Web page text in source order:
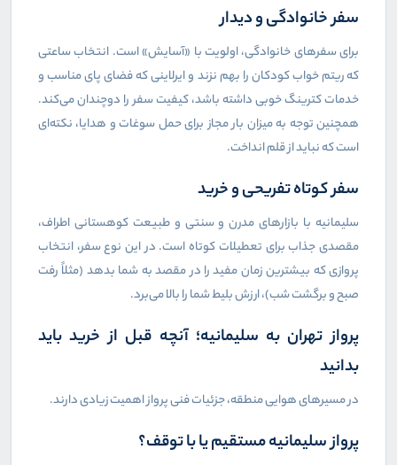
سفر خانوادگی و دیدار
برای سفرهای خانوادگی، اولویت با «آسایش» است. انتخاب ساعتی
که ریتم خواب کودکان را بهم نزند و ایرلاینی که فضای پای مناسب و
خدمات کترینگ خوبی داشته باشد، کیفیت سفر را دوچندان می‌کند.
همچنین توجه به میزان بار مجاز برای حمل سوغات و هدایا، نکته‌ای
است که نباید از قلم انداخت.
سفر کوتاه تفریحی و خرید
سلیمانیه با بازارهای مدرن و سنتی و طبیعت کوهستانی اطراف،
مقصدی جذاب برای تعطیلات کوتاه است. در این نوع سفر، انتخاب
پروازی که بیشترین زمان مفید را در مقصد به شما بدهد (مثلاً رفت
صبح و برگشت شب)، ارزش بلیط شما را بالا می‌برد.
پرواز تهران به سلیمانیه؛ آنچه قبل از خرید باید
بدانید
در مسیرهای هوایی منطقه، جزئیات فنی پرواز اهمیت زیادی دارند.
پرواز سلیمانیه مستقیم یا با توقف؟